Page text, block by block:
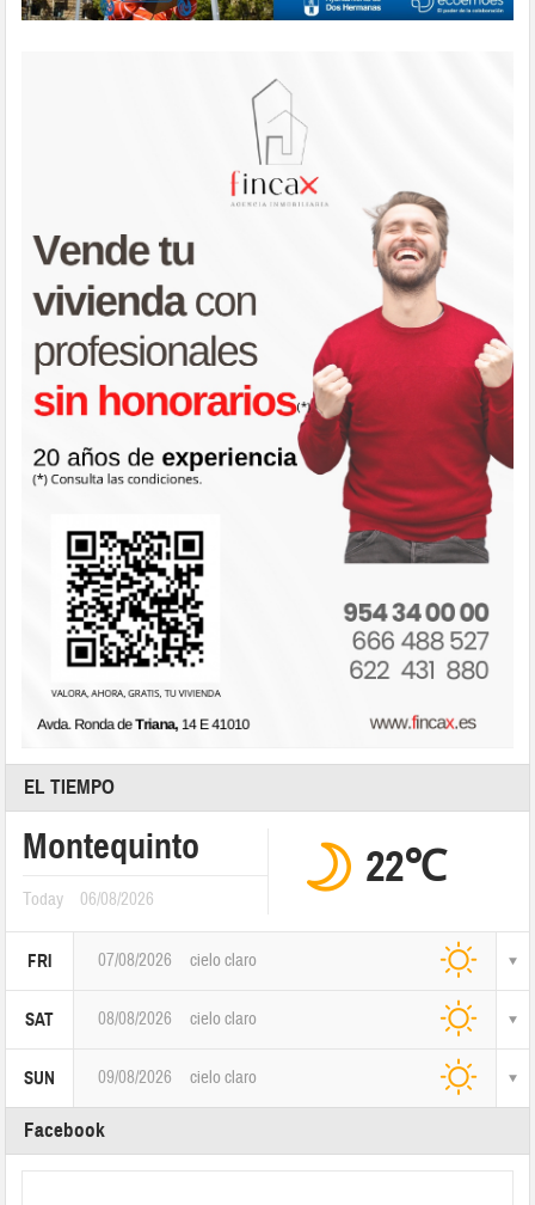
EL TIEMPO
Montequinto
Today 06/08/2026
22℃
FRI 07/08/2026 cielo claro
SAT 08/08/2026 cielo claro
SUN 09/08/2026 cielo claro
Facebook